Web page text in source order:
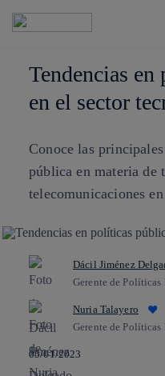
Tendencias
en el sector
Conoce las
pública en materia de
telecomunicaciones
Dácil Jiménez
Gerente de
Nuria Talayero
Gerente de
05/01/2023